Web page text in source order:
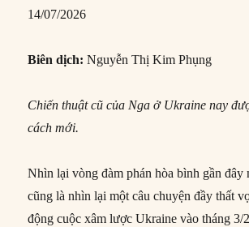
14/07/2026
Biên dịch:Nguyễn Thị Kim Phụng
Chiến thuật cũ của Nga ở Ukraine nay
cách mới.
Nhìn lại vòng đàm phán hòa bình gần đây
cũng là nhìn lại một câu chuyện đầy thất
động cuộc xâm lược Ukraine vào tháng 3/